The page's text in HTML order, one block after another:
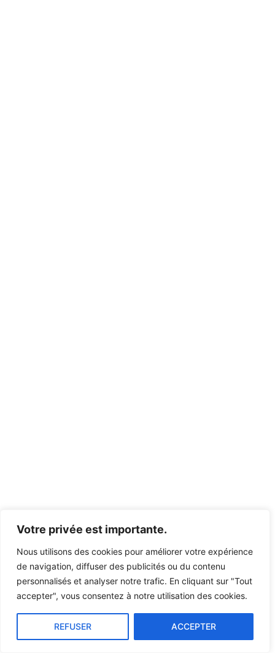
Votre privée est importante.
Nous utilisons des cookies pour améliorer votre expérience
de navigation, diffuser des publicités ou du contenu
personnalisés et analyser notre trafic. En cliquant sur "Tout
accepter", vous consentez à notre utilisation des cookies.
REFUSER ACCEPTER